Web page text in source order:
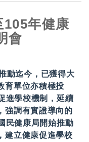
105年健康
會
動迄今，已獲得大
育單位亦積極投
進學校機制，延續
強調有實證導向的
民健康局開始推動
建立健康促進學校